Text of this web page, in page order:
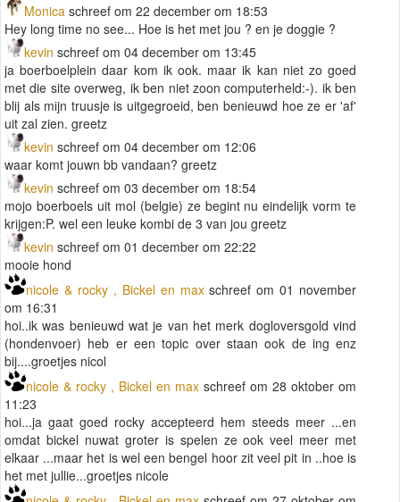
Monica schreef om 22 december om 18:53
Hey long time no see... Hoe is het met jou ? en je doggie ?
kevin schreef om 04 december om 13:45
ja boerboelplein daar kom ik ook. maar ik kan niet zo goed
met die site overweg, ik ben niet zoon computerheld:-). ik ben
blij als mijn truusje is uitgegroeid, ben benieuwd hoe ze er 'af'
uit zal zien. greetz
kevin schreef om 04 december om 12:06
waar komt jouwn bb vandaan? greetz
kevin schreef om 03 december om 18:54
mojo boerboels uit mol (belgie) ze begint nu eindelijk vorm te
krijgen:P. wel een leuke kombi de 3 van jou greetz
kevin schreef om 01 december om 22:22
mooie hond
nicole & rocky , Bickel en maxschreef om 01 november
om 16:31
hoi..ik was benieuwd wat je van het merk dogloversgold vind
(hondenvoer) heb er een topic over staan ook de ing enz
bij....groetjes nicol
nicole & rocky , Bickel en max schreef om 28 oktober om
11:23
hoi...ja gaat goed rocky accepteerd hem steeds meer ...en
omdat bickel nuwat groter is spelen ze ook veel meer met
elkaar ...maar het is wel een bengel hoor zit veel pit in ..hoe is
het met jullie...groetjes nicole